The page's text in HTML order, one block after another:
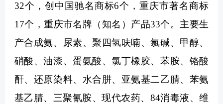
32个，创中国驰名商标6个，重庆市著名商标
17个，重庆市名牌（知名）产品33个。主要生
产合成氨、尿素、聚四氢呋喃、氯碱、甲醇、
硝酸、油漆、蛋氨酸、氯丁橡胶、苯胺、铬酸
酐、还原染料、水合肼、亚氨基二乙腈、苯氨
基乙腈、三聚氰胺、现代农药、84消毒液、维